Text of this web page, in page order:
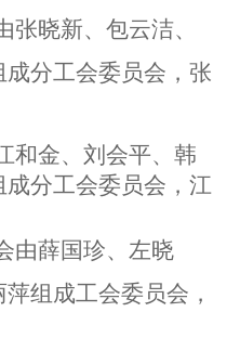
张晓新、包云洁、
分工会委员会，张
和金、刘会平、韩
分工会委员会，江
由薛国珍、左晓
组成工会委员会，